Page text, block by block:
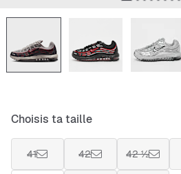
Choisis ta taille
41 42 42 ½